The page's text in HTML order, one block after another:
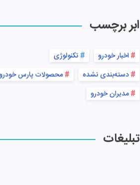
ابر برچسب
اخبار خودرو
تکنولوژی
دسته‌بندی نشده
محصولات پارس
مدیران خودرو
تبلیغات